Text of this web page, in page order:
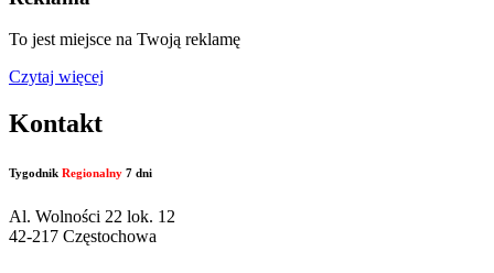
To jest miejsce na Twoją reklamę
Czytaj więcej
Kontakt
Tygodnik Regionalny 7 dni
Al. Wolności 22 lok. 12
42-217 Częstochowa